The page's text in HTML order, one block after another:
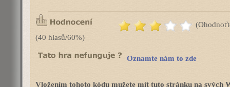
(40 hlasů/60%)
Oznamte nám to zde
Vložením tohoto kódu mužete mít tuto stránku na svých